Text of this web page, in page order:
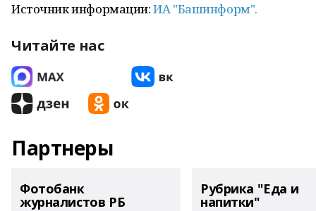
Источник информации:ИА "Башинформ".
Читайте нас
Партнеры
Фотобанк
журналистов РБ
Рубрика "Еда и
напитки"